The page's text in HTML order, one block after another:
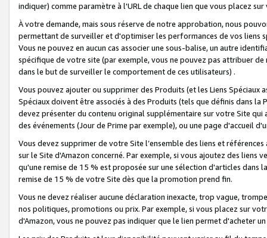
indiquer) comme paramètre à l'URL de chaque lien que vous placez
À votre demande, mais sous réserve de notre approbation, nous
permettant de surveiller et d'optimiser les performances de vos liens
Vous ne pouvez en aucun cas associer une sous-balise, un autre
spécifique de votre site (par exemple, vous ne pouvez pas attribuer
dans le but de surveiller le comportement de ces utilisateurs) .
Vous pouvez ajouter ou supprimer des Produits (et les Liens
Spéciaux doivent être associés à des Produits (tels que définis dans
devez présenter du contenu original supplémentaire sur votre Site qui
des événements (Jour de Prime par exemple), ou une page d'accueil
Vous devez supprimer de votre Site l’ensemble des liens et
sur le Site d'Amazon concerné. Par exemple, si vous ajoutez des
qu'une remise de 15 % est proposée sur une sélection d'articles
remise de 15 % de votre Site dès que la promotion prend fin.
Vous ne devez réaliser aucune déclaration inexacte, trop vague,
nos politiques, promotions ou prix. Par exemple, si vous placez sur
d'Amazon, vous ne pouvez pas indiquer que le lien permet d'acheter